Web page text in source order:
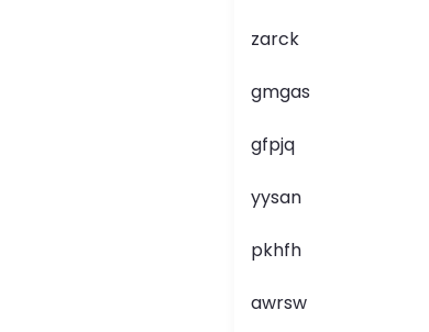
zarck
gmgas
gfpjq
yysan
pkhfh
awrsw